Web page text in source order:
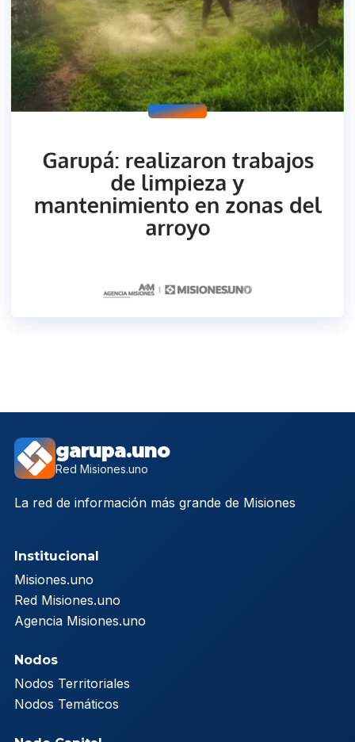
garupa.uno
Red Misiones.uno
La red de información más grande de Misiones
Institucional
Misiones.uno
Red Misiones.uno
Agencia Misiones.uno
Nodos
Nodos Territoriales
Nodos Temáticos